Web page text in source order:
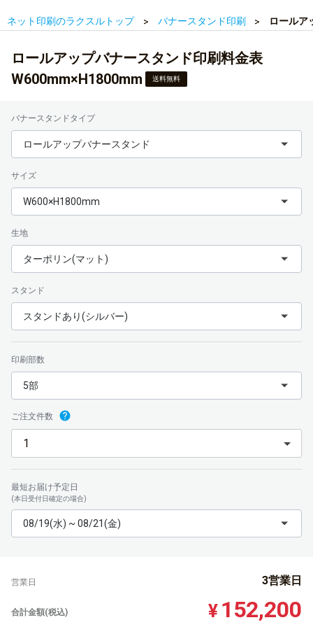
ネット印刷のラクスルトップ バナースタンド印刷 ロールア
ロールアップバナースタンド印刷料金表
W600mm×H1800mm
送料無料
バナースタンドタイプ
ロールアップバナースタンド
サイズ
W600×H1800mm
生地
ターポリン(マット)
スタンド
スタンドあり(シルバー)
印刷部数
5部
ご注文件数
最短お届け予定日
(本日受付日確定の場合)
08/19(水) ~ 08/21(金)
営業日 3営業日
合計金額(税込) ¥ 152,200